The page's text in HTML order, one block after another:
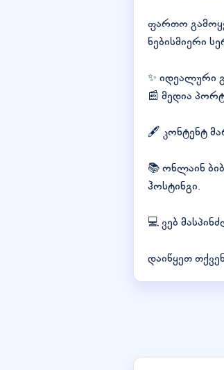
ფართო
ნებისმიერი
✨ იდეალური
📰 მედია
🖋️ კონტენტ
📚 ონლაინ
ჰოსტინგი.
💻 ვებ
დაიწყეთ